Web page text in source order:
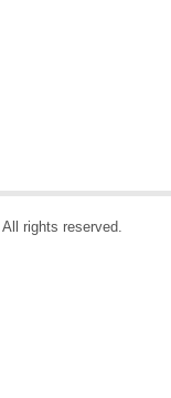
rights reserved.